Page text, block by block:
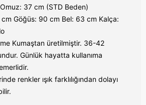
37 cm (STD Beden)
Göğüs: 90 cm Bel: 63 cm Kalça:
Kumaştan üretilmiştir. 36-42
Günlük hayatta kullanıma
renkler ışık farklılığından dolayı